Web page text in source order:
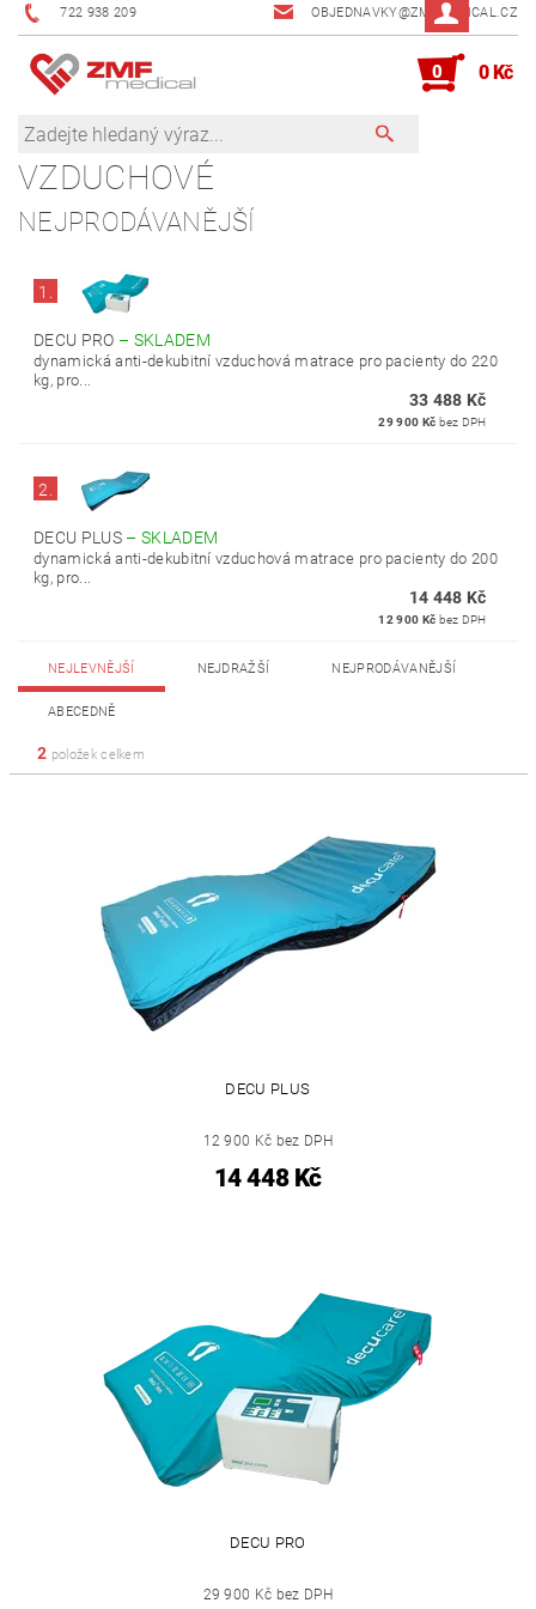
722 938 209 OBJEDNAVKY@ZMFMEDICAL.CZ
0 0 Kč
VZDUCHOVÉ
NEJPRODÁVANĚJŠÍ
1.
DECU PRO – SKLADEM
dynamická anti-dekubitní vzduchová matrace pro pacienty do 220
kg, pro...
33 488 Kč
29 900 Kč bez DPH
2.
DECU PLUS – SKLADEM
dynamická anti-dekubitní vzduchová matrace pro pacienty do 200
kg, pro...
14 448 Kč
12 900 Kč bez DPH
NEJLEVNĚJŠÍ NEJDRAŽŠÍ NEJPRODÁVANĚJŠÍ
ABECEDNĚ
2 položek celkem
DECU PLUS
12 900 Kč bez DPH
14 448 Kč
DECU PRO
29 900 Kč bez DPH